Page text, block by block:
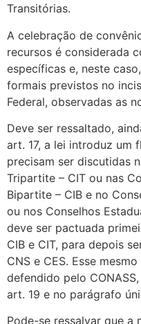
Transitórias.
A celebração de
recursos é considerada
específicas e, neste
formais previstos no
Federal, observadas as
Deve ser ressaltado,
art. 17, a lei introduz um
precisam ser discutidas
Tripartite – CIT ou nas
Bipartite – CIB e no
ou nos Conselhos
deve ser pactuada
CIB e CIT, para depois
CNS e CES. Esse
defendido pelo
art. 19 e no parágrafo
Pode-se ressalvar que